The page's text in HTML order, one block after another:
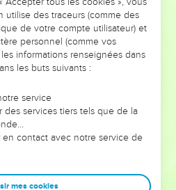
!
VOUS ÉVITER LES
?
voit moins les doutes, les erreurs
ont traversés, alors même que ce
les ont façonnés.
entrepreneurs, et responsables
de sagesse afin que leurs erreurs
utilise des traceurs (comme des
de votre compte utilisateur) et
personnel (comme vos
informations renseignées dans
les buts suivants :
service
des services tiers tels que de la
contact avec notre service de
mes cookies